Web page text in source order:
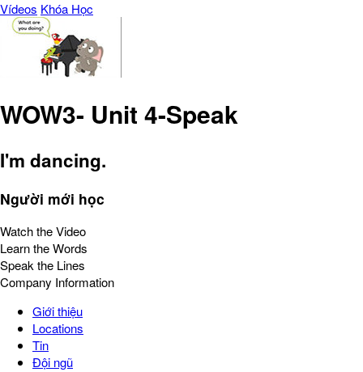
Vídeos Khóa Học
WOW3- Unit 4-Speak
I'm dancing.
Người mới học
Watch the Video
Learn the Words
Speak the Lines
Company Information
Giới thiệu
Locations
Tin
Đội ngũ